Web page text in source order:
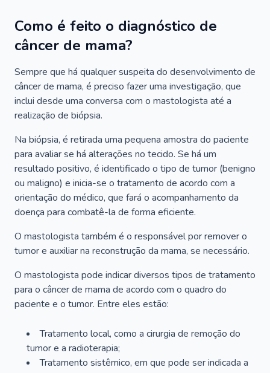
Como é feito o diagnóstico de
câncer de mama?
Sempre que há qualquer suspeita do desenvolvimento de
câncer de mama, é preciso fazer uma investigação, que
inclui desde uma conversa com o mastologista até a
realização de biópsia.
Na biópsia, é retirada uma pequena amostra do paciente
para avaliar se há alterações no tecido. Se há um
resultado positivo, é identificado o tipo de tumor (benigno
ou maligno) e inicia-se o tratamento de acordo com a
orientação do médico, que fará o acompanhamento da
doença para combatê-la de forma eficiente.
O mastologista também é o responsável por remover o
tumor e auxiliar na reconstrução da mama, se necessário.
O mastologista pode indicar diversos tipos de tratamento
para o câncer de mama de acordo com o quadro do
paciente e o tumor. Entre eles estão:
Tratamento local, como a cirurgia de remoção do
tumor e a radioterapia;
Tratamento sistêmico, em que pode ser indicada a